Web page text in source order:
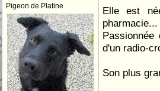
Pigeon de Platine
Elle est
pharmacie...
d'un radio-
Son plus